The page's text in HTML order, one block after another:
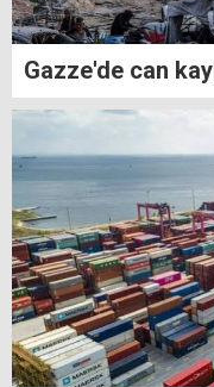
Gazze'de can